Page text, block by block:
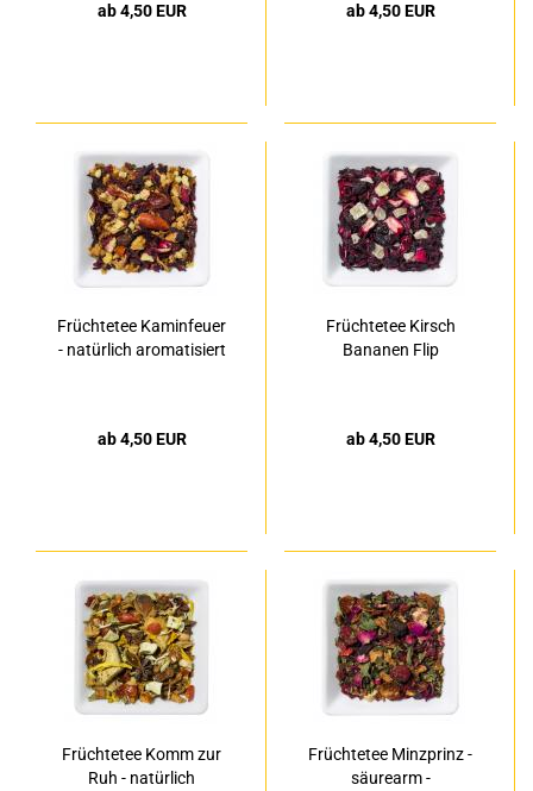
ab 4,50 EUR ab 4,50 EUR
Früchtetee Kaminfeuer
- natürlich aromatisiert
ab 4,50 EUR
Früchtetee Kirsch
Bananen Flip
ab 4,50 EUR
Früchtetee Komm zur
Ruh - natürlich
Früchtetee Minzprinz -
säurearm -